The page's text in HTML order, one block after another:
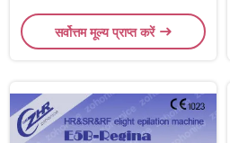
सर्वोत्तम मूल्य प्राप्त करें